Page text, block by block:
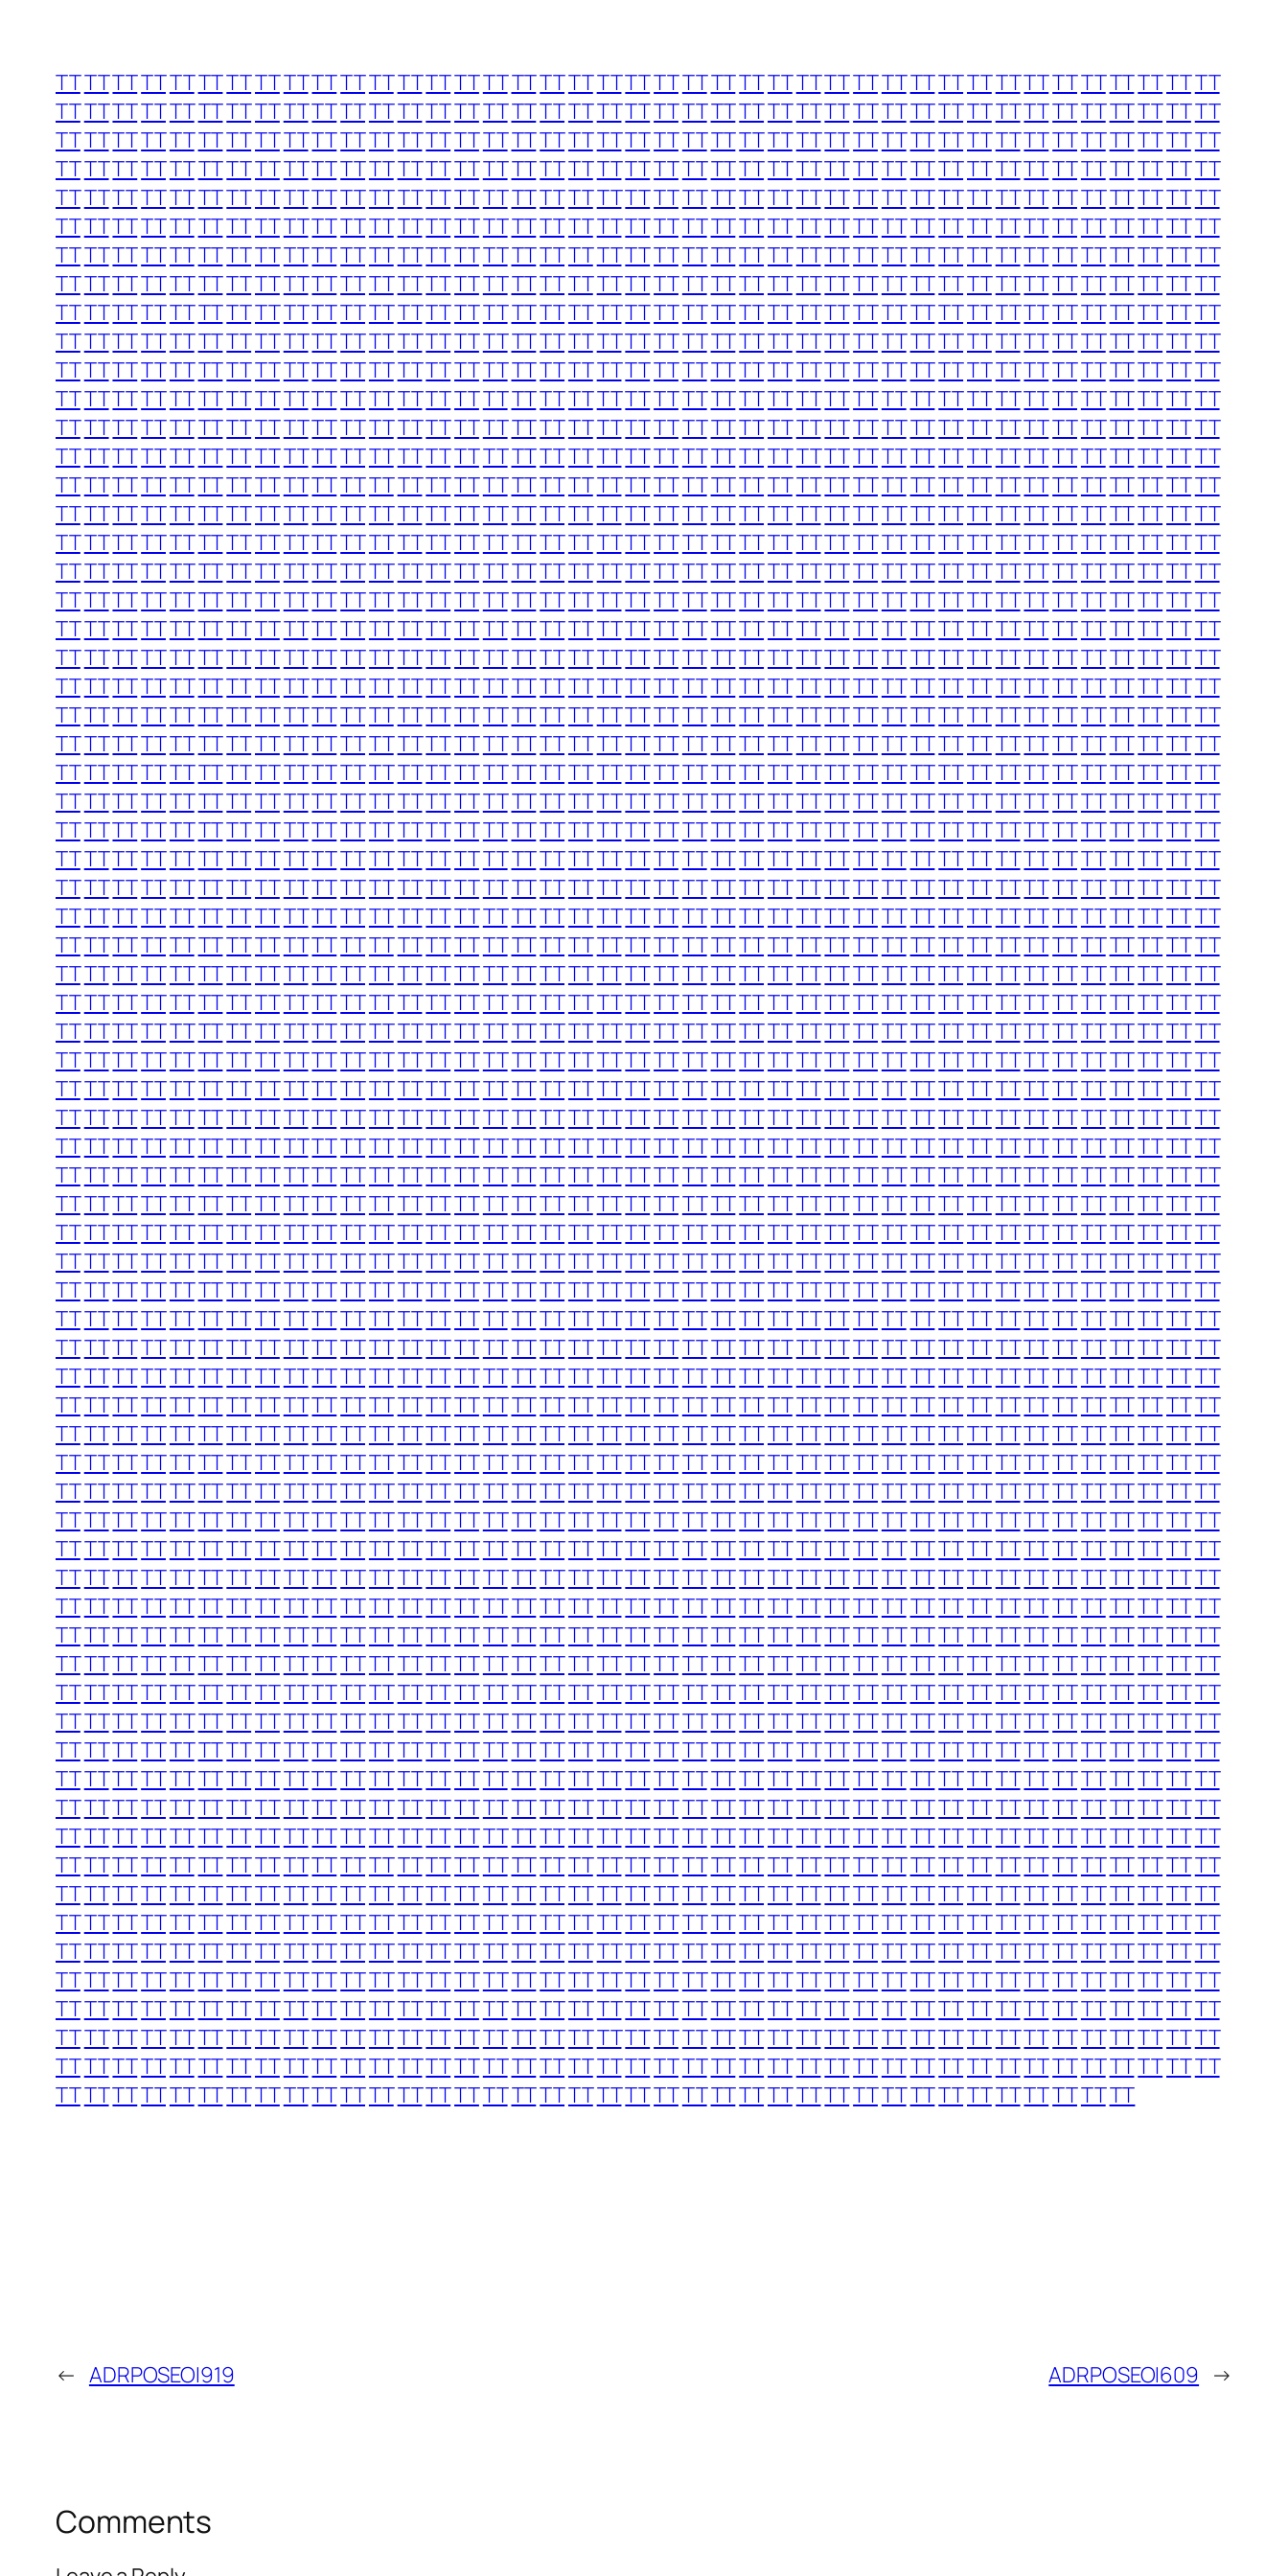
TTTTTTTTTTTTTTTTTTTTTTTTTTTTTTTTTTTTTTTTTTTTTTTTTTTTTTTTTTTTTTTTTTTTTTTTTTTTTTTTTT
TTTTTTTTTTTTTTTTTTTTTTTTTTTTTTTTTTTTTTTTTTTTTTTTTTTTTTTTTTTTTTTTTTTTTTTTTTTTTTTTTT
TTTTTTTTTTTTTTTTTTTTTTTTTTTTTTTTTTTTTTTTTTTTTTTTTTTTTTTTTTTTTTTTTTTTTTTTTTTTTTTTTT
TTTTTTTTTTTTTTTTTTTTTTTTTTTTTTTTTTTTTTTTTTTTTTTTTTTTTTTTTTTTTTTTTTTTTTTTTTTTTTTTTT
TTTTTTTTTTTTTTTTTTTTTTTTTTTTTTTTTTTTTTTTTTTTTTTTTTTTTTTTTTTTTTTTTTTTTTTTTTTTTTTTTT
TTTTTTTTTTTTTTTTTTTTTTTTTTTTTTTTTTTTTTTTTTTTTTTTTTTTTTTTTTTTTTTTTTTTTTTTTTTTTTTTTT
TTTTTTTTTTTTTTTTTTTTTTTTTTTTTTTTTTTTTTTTTTTTTTTTTTTTTTTTTTTTTTTTTTTTTTTTTTTTTTTTTT
TTTTTTTTTTTTTTTTTTTTTTTTTTTTTTTTTTTTTTTTTTTTTTTTTTTTTTTTTTTTTTTTTTTTTTTTTTTTTTTTTT
TTTTTTTTTTTTTTTTTTTTTTTTTTTTTTTTTTTTTTTTTTTTTTTTTTTTTTTTTTTTTTTTTTTTTTTTTTTTTTTTTT
TTTTTTTTTTTTTTTTTTTTTTTTTTTTTTTTTTTTTTTTTTTTTTTTTTTTTTTTTTTTTTTTTTTTTTTTTTTTTTTTTT
TTTTTTTTTTTTTTTTTTTTTTTTTTTTTTTTTTTTTTTTTTTTTTTTTTTTTTTTTTTTTTTTTTTTTTTTTTTTTTTTTT
TTTTTTTTTTTTTTTTTTTTTTTTTTTTTTTTTTTTTTTTTTTTTTTTTTTTTTTTTTTTTTTTTTTTTTTTTTTTTTTTTT
TTTTTTTTTTTTTTTTTTTTTTTTTTTTTTTTTTTTTTTTTTTTTTTTTTTTTTTTTTTTTTTTTTTTTTTTTTTTTTTTTT
TTTTTTTTTTTTTTTTTTTTTTTTTTTTTTTTTTTTTTTTTTTTTTTTTTTTTTTTTTTTTTTTTTTTTTTTTTTTTTTTTT
TTTTTTTTTTTTTTTTTTTTTTTTTTTTTTTTTTTTTTTTTTTTTTTTTTTTTTTTTTTTTTTTTTTTTTTTTTTTTTTTTT
TTTTTTTTTTTTTTTTTTTTTTTTTTTTTTTTTTTTTTTTTTTTTTTTTTTTTTTTTTTTTTTTTTTTTTTTTTTTTTTTTT
TTTTTTTTTTTTTTTTTTTTTTTTTTTTTTTTTTTTTTTTTTTTTTTTTTTTTTTTTTTTTTTTTTTTTTTTTTTTTTTTTT
TTTTTTTTTTTTTTTTTTTTTTTTTTTTTTTTTTTTTTTTTTTTTTTTTTTTTTTTTTTTTTTTTTTTTTTTTTTTTTTTTT
TTTTTTTTTTTTTTTTTTTTTTTTTTTTTTTTTTTTTTTTTTTTTTTTTTTTTTTTTTTTTTTTTTTTTTTTTTTTTTTTTT
TTTTTTTTTTTTTTTTTTTTTTTTTTTTTTTTTTTTTTTTTTTTTTTTTTTTTTTTTTTTTTTTTTTTTTTTTTTTTTTTTT
TTTTTTTTTTTTTTTTTTTTTTTTTTTTTTTTTTTTTTTTTTTTTTTTTTTTTTTTTTTTTTTTTTTTTTTTTTTTTTTTTT
TTTTTTTTTTTTTTTTTTTTTTTTTTTTTTTTTTTTTTTTTTTTTTTTTTTTTTTTTTTTTTTTTTTTTTTTTTTTTTTTTT
TTTTTTTTTTTTTTTTTTTTTTTTTTTTTTTTTTTTTTTTTTTTTTTTTTTTTTTTTTTTTTTTTTTTTTTTTTTTTTTTTT
TTTTTTTTTTTTTTTTTTTTTTTTTTTTTTTTTTTTTTTTTTTTTTTTTTTTTTTTTTTTTTTTTTTTTTTTTTTTTTTTTT
TTTTTTTTTTTTTTTTTTTTTTTTTTTTTTTTTTTTTTTTTTTTTTTTTTTTTTTTTTTTTTTTTTTTTTTTTTTTTTTTTT
TTTTTTTTTTTTTTTTTTTTTTTTTTTTTTTTTTTTTTTTTTTTTTTTTTTTTTTTTTTTTTTTTTTTTTTTTTTTTTTTTT
TTTTTTTTTTTTTTTTTTTTTTTTTTTTTTTTTTTTTTTTTTTTTTTTTTTTTTTTTTTTTTTTTTTTTTTTTTTTTTTTTT
TTTTTTTTTTTTTTTTTTTTTTTTTTTTTTTTTTTTTTTTTTTTTTTTTTTTTTTTTTTTTTTTTTTTTTTTTTTTTTTTTT
TTTTTTTTTTTTTTTTTTTTTTTTTTTTTTTTTTTTTTTTTTTTTTTTTTTTTTTTTTTTTTTTTTTTTTTTTTTTTTTTTT
TTTTTTTTTTTTTTTTTTTTTTTTTTTTTTTTTTTTTTTTTTTTTTTTTTTTTTTTTTTTTTTTTTTTTTTTTTTTTTTTTT
TTTTTTTTTTTTTTTTTTTTTTTTTTTTTTTTTTTTTTTTTTTTTTTTTTTTTTTTTTTTTTTTTTTTTTTTTTTTTTTTTT
TTTTTTTTTTTTTTTTTTTTTTTTTTTTTTTTTTTTTTTTTTTTTTTTTTTTTTTTTTTTTTTTTTTTTTTTTTTTTTTTTT
TTTTTTTTTTTTTTTTTTTTTTTTTTTTTTTTTTTTTTTTTTTTTTTTTTTTTTTTTTTTTTTTTTTTTTTTTTTTTTTTTT
TTTTTTTTTTTTTTTTTTTTTTTTTTTTTTTTTTTTTTTTTTTTTTTTTTTTTTTTTTTTTTTTTTTTTTTTTTTTTTTTTT
TTTTTTTTTTTTTTTTTTTTTTTTTTTTTTTTTTTTTTTTTTTTTTTTTTTTTTTTTTTTTTTTTTTTTTTTTTTTTTTTTT
TTTTTTTTTTTTTTTTTTTTTTTTTTTTTTTTTTTTTTTTTTTTTTTTTTTTTTTTTTTTTTTTTTTTTTTTTTTTTTTTTT
TTTTTTTTTTTTTTTTTTTTTTTTTTTTTTTTTTTTTTTTTTTTTTTTTTTTTTTTTTTTTTTTTTTTTTTTTTTTTTTTTT
TTTTTTTTTTTTTTTTTTTTTTTTTTTTTTTTTTTTTTTTTTTTTTTTTTTTTTTTTTTTTTTTTTTTTTTTTTTTTTTTTT
TTTTTTTTTTTTTTTTTTTTTTTTTTTTTTTTTTTTTTTTTTTTTTTTTTTTTTTTTTTTTTTTTTTTTTTTTTTTTTTTTT
TTTTTTTTTTTTTTTTTTTTTTTTTTTTTTTTTTTTTTTTTTTTTTTTTTTTTTTTTTTTTTTTTTTTTTTTTTTTTTTTTT
TTTTTTTTTTTTTTTTTTTTTTTTTTTTTTTTTTTTTTTTTTTTTTTTTTTTTTTTTTTTTTTTTTTTTTTTTTTTTTTTTT
TTTTTTTTTTTTTTTTTTTTTTTTTTTTTTTTTTTTTTTTTTTTTTTTTTTTTTTTTTTTTTTTTTTTTTTTTTTTTTTTTT
TTTTTTTTTTTTTTTTTTTTTTTTTTTTTTTTTTTTTTTTTTTTTTTTTTTTTTTTTTTTTTTTTTTTTTTTTTTTTTTTTT
TTTTTTTTTTTTTTTTTTTTTTTTTTTTTTTTTTTTTTTTTTTTTTTTTTTTTTTTTTTTTTTTTTTTTTTTTTTTTTTTTT
TTTTTTTTTTTTTTTTTTTTTTTTTTTTTTTTTTTTTTTTTTTTTTTTTTTTTTTTTTTTTTTTTTTTTTTTTTTTTTTTTT
TTTTTTTTTTTTTTTTTTTTTTTTTTTTTTTTTTTTTTTTTTTTTTTTTTTTTTTTTTTTTTTTTTTTTTTTTTTTTTTTTT
TTTTTTTTTTTTTTTTTTTTTTTTTTTTTTTTTTTTTTTTTTTTTTTTTTTTTTTTTTTTTTTTTTTTTTTTTTTTTTTTTT
TTTTTTTTTTTTTTTTTTTTTTTTTTTTTTTTTTTTTTTTTTTTTTTTTTTTTTTTTTTTTTTTTTTTTTTTTTTTTTTTTT
TTTTTTTTTTTTTTTTTTTTTTTTTTTTTTTTTTTTTTTTTTTTTTTTTTTTTTTTTTTTTTTTTTTTTTTTTTTTTTTTTT
TTTTTTTTTTTTTTTTTTTTTTTTTTTTTTTTTTTTTTTTTTTTTTTTTTTTTTTTTTTTTTTTTTTTTTTTTTTTTTTTTT
TTTTTTTTTTTTTTTTTTTTTTTTTTTTTTTTTTTTTTTTTTTTTTTTTTTTTTTTTTTTTTTTTTTTTTTTTTTTTTTTTT
TTTTTTTTTTTTTTTTTTTTTTTTTTTTTTTTTTTTTTTTTTTTTTTTTTTTTTTTTTTTTTTTTTTTTTTTTTTTTTTTTT
TTTTTTTTTTTTTTTTTTTTTTTTTTTTTTTTTTTTTTTTTTTTTTTTTTTTTTTTTTTTTTTTTTTTTTTTTTTTTTTTTT
TTTTTTTTTTTTTTTTTTTTTTTTTTTTTTTTTTTTTTTTTTTTTTTTTTTTTTTTTTTTTTTTTTTTTTTTTTTTTTTTTT
TTTTTTTTTTTTTTTTTTTTTTTTTTTTTTTTTTTTTTTTTTTTTTTTTTTTTTTTTTTTTTTTTTTTTTTTTTTTTTTTTT
TTTTTTTTTTTTTTTTTTTTTTTTTTTTTTTTTTTTTTTTTTTTTTTTTTTTTTTTTTTTTTTTTTTTTTTTTTTTTTTTTT
TTTTTTTTTTTTTTTTTTTTTTTTTTTTTTTTTTTTTTTTTTTTTTTTTTTTTTTTTTTTTTTTTTTTTTTTTTTTTTTTTT
TTTTTTTTTTTTTTTTTTTTTTTTTTTTTTTTTTTTTTTTTTTTTTTTTTTTTTTTTTTTTTTTTTTTTTTTTTTTTTTTTT
TTTTTTTTTTTTTTTTTTTTTTTTTTTTTTTTTTTTTTTTTTTTTTTTTTTTTTTTTTTTTTTTTTTTTTTTTTTTTTTTTT
TTTTTTTTTTTTTTTTTTTTTTTTTTTTTTTTTTTTTTTTTTTTTTTTTTTTTTTTTTTTTTTTTTTTTTTTTTTTTTTTTT
TTTTTTTTTTTTTTTTTTTTTTTTTTTTTTTTTTTTTTTTTTTTTTTTTTTTTTTTTTTTTTTTTTTTTTTTTTTTTTTTTT
TTTTTTTTTTTTTTTTTTTTTTTTTTTTTTTTTTTTTTTTTTTTTTTTTTTTTTTTTTTTTTTTTTTTTTTTTTTTTTTTTT
TTTTTTTTTTTTTTTTTTTTTTTTTTTTTTTTTTTTTTTTTTTTTTTTTTTTTTTTTTTTTTTTTTTTTTTTTTTTTTTTTT
TTTTTTTTTTTTTTTTTTTTTTTTTTTTTTTTTTTTTTTTTTTTTTTTTTTTTTTTTTTTTTTTTTTTTTTTTTTTTTTTTT
TTTTTTTTTTTTTTTTTTTTTTTTTTTTTTTTTTTTTTTTTTTTTTTTTTTTTTTTTTTTTTTTTTTTTTTTTTTTTTTTTT
TTTTTTTTTTTTTTTTTTTTTTTTTTTTTTTTTTTTTTTTTTTTTTTTTTTTTTTTTTTTTTTTTTTTTTTTTTTTTTTTTT
TTTTTTTTTTTTTTTTTTTTTTTTTTTTTTTTTTTTTTTTTTTTTTTTTTTTTTTTTTTTTTTTTTTTTTTTTTTTTTTTTT
TTTTTTTTTTTTTTTTTTTTTTTTTTTTTTTTTTTTTTTTTTTTTTTTTTTTTTTTTTTTTTTTTTTTTTTTTTTTTTTTTT
TTTTTTTTTTTTTTTTTTTTTTTTTTTTTTTTTTTTTTTTTTTTTTTTTTTTTTTTTTTTTTTTTTTTTTTTTTTTTTTTTT
TTTTTTTTTTTTTTTTTTTTTTTTTTTTTTTTTTTTTTTTTTTTTTTTTTTTTTTTTTTTTTTTTTTTTTTTTTTTTTTTTT
TTTTTTTTTTTTTTTTTTTTTTTTTTTTTTTTTTTTTTTTTTTTTTTTTTTTTTTTTTTTTTTTTTTTTTTTTTTT
← ADRPOSEOI919 ADRPOSEOI609 →
Comments